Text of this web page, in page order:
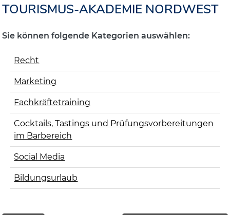
TOURISMUS-AKADEMIE NORDWEST
Sie können folgende Kategorien auswählen:
Recht
Marketing
Fachkräftetraining
Cocktails, Tastings und Prüfungsvorbereitungen
im Barbereich
Social Media
Bildungsurlaub